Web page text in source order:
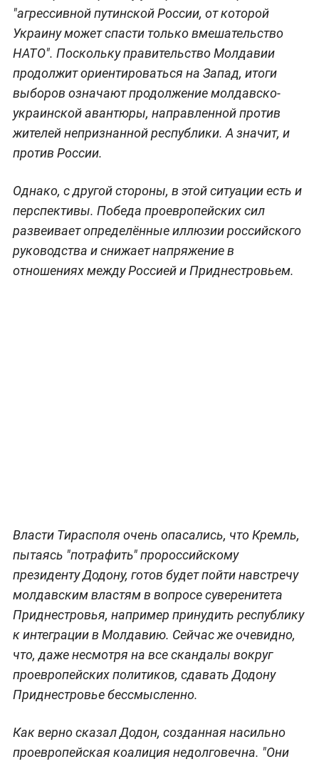
"агрессивной путинской России, от которой
Украину может спасти только вмешательство
НАТО". Поскольку правительство Молдавии
продолжит ориентироваться на Запад, итоги
выборов означают продолжение молдавско-
украинской авантюры, направленной против
жителей непризнанной республики. А значит, и
против России.
Однако, с другой стороны, в этой ситуации есть и
перспективы. Победа проевропейских сил
развеивает определённые иллюзии российского
руководства и снижает напряжение в
отношениях между Россией и Приднестровьем.
Власти Тирасполя очень опасались, что Кремль,
пытаясь "потрафить" пророссийскому
президенту Додону, готов будет пойти навстречу
молдавским властям в вопросе суверенитета
Приднестровья, например принудить республику
к интеграции в Молдавию. Сейчас же очевидно,
что, даже несмотря на все скандалы вокруг
проевропейских политиков, сдавать Додону
Приднестровье бессмысленно.
Как верно сказал Додон, созданная насильно
проевропейская коалиция недолговечна. "Они